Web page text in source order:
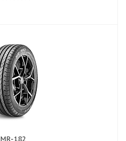
MR-182